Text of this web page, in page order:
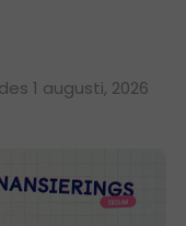
1 augusti, 2026